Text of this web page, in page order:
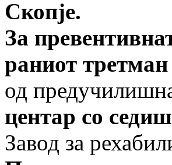
Скопје.
За
раниот третман
од
центар со
Завод за